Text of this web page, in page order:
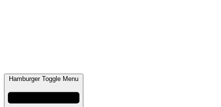
Hamburger Toggle Menu